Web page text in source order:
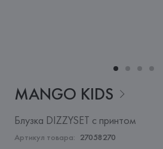
MANGO KIDS
Блузка DIZZYSET с принтом
Артикул товара: 27058270